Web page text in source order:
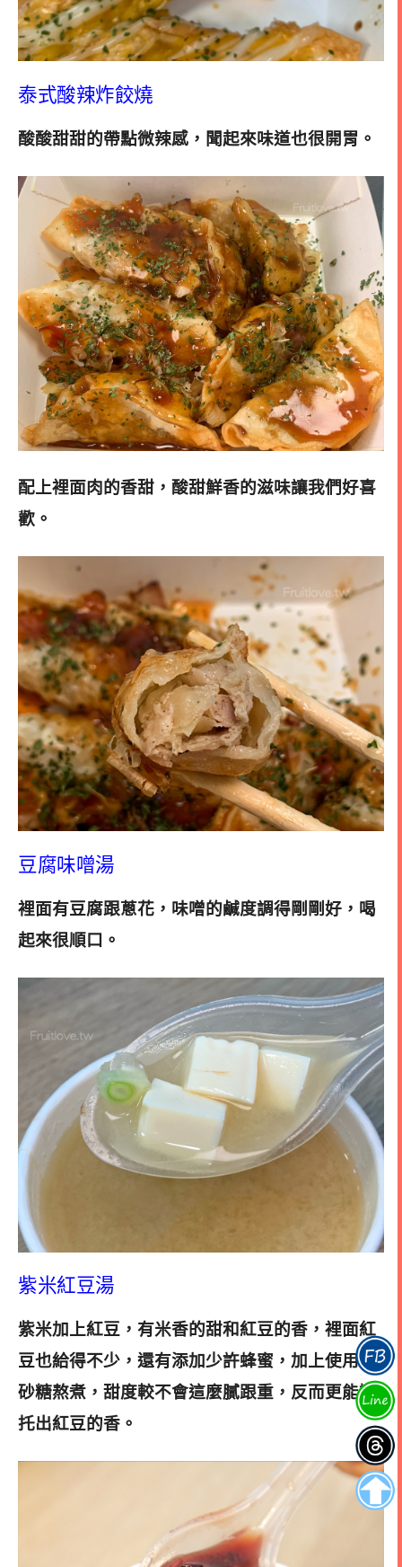
泰式酸辣炸餃燒
酸酸甜甜的帶點微辣感，聞起來味道也很開胃。
配上裡面肉的香甜，酸甜鮮香的滋味讓我們好喜
歡。
豆腐味噌湯
裡面有豆腐跟蔥花，味噌的鹹度調得剛剛好，喝
起來很順口 。
紫米紅豆湯
紫米加上紅豆，有米香的甜和紅豆的香，裡面紅
豆也給得不少，還有添加少許蜂蜜，加上使用白
砂糖熬煮 ，甜度較不會這麼膩跟重，反而更能襯
托出紅豆的香 。